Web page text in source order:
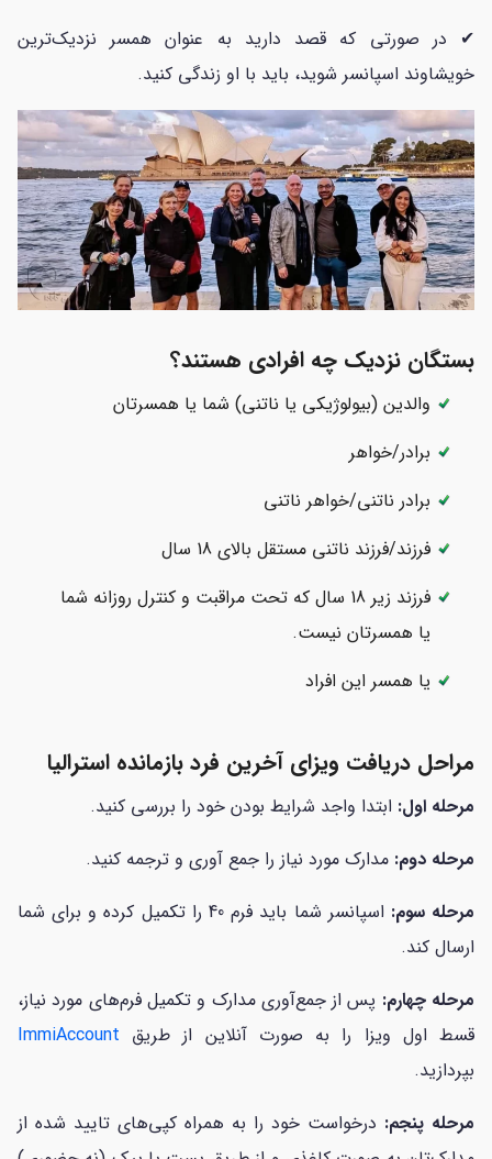
✔ در صورتی که قصد دارید به عنوان همسر نزدیک‌ترین
خویشاوند اسپانسر شوید، باید با او زندگی کنید.
بستگان نزدیک چه افرادی هستند؟
والدین (بیولوژیکی یا ناتنی) شما یا همسرتان
برادر/خواهر
برادر ناتنی/خواهر ناتنی
فرزند/فرزند ناتنی مستقل بالای 18 سال
فرزند زیر 18 سال که تحت مراقبت و کنترل روزانه شما
یا همسرتان نیست.
یا همسر این افراد
مراحل دریافت ویزای آخرین فرد بازمانده استرالیا
مرحله اول: ابتدا واجد شرایط بودن خود را بررسی کنید.
مرحله دوم: مدارک مورد نیاز را جمع آوری و ترجمه کنید.
مرحله سوم:
اسپانسر شما باید فرم 40 را تکمیل کرده و برای شما
ارسال کند.
مرحله چهارم: پس از جمع‌آوری مدارک و تکمیل فرم‌های مورد نیاز،
قسط اول ویزا را به صورت آنلاین از طریق ImmiAccount
بپردازید.
مرحله پنجم: درخواست خود را به همراه کپی‌های تایید شده از